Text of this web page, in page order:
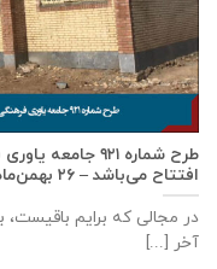
طرح شماره ۹۲۱
افتتاح می‌باشد – ۲۶ بهمن‌ماه ۱۳۹۹
در مجالی که برایم
آخر [...]